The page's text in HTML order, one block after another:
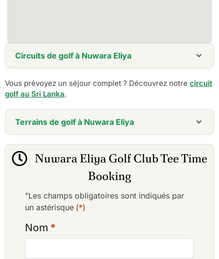
Circuits de golf à Nuwara Eliya
10 jours - Sri Lanka Golf Explorer Holiday
Vous prévoyez un séjour complet ? Découvrez notre circuit
golf au Sri Lanka.
Terrains de golf à Nuwara Eliya
Nuwara Eliya Golf Club Tee Time
Booking
"Les champs obligatoires sont indiqués par
un astérisque (*)
Nom *